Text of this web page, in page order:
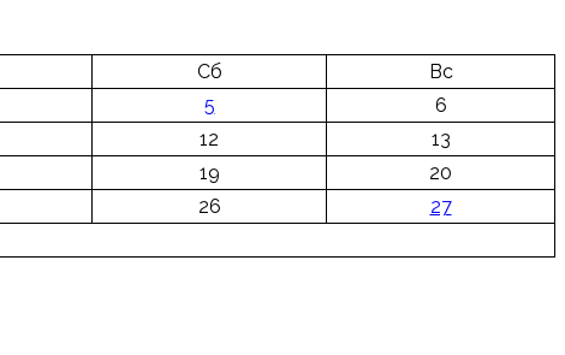
Сб
Вс
5
6
12
13
19
20
26
27